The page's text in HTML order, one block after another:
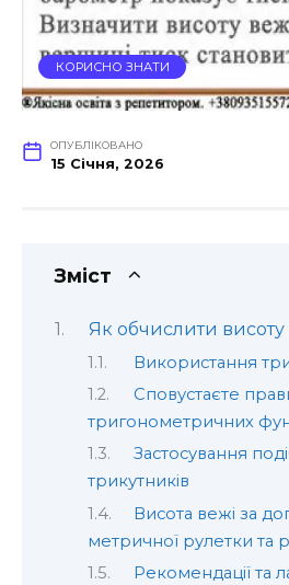
КОРИСНО ЗНАТИ
ОПУБЛІКОВАНО
15 Січня, 2026
Зміст
Як обчислити висоту
Використання
Сповустаєте
тригонометричних
Застосування
трикутників
Висота вежі за
метричної рулетки та
Рекомендації та